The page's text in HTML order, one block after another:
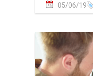
05/06/19